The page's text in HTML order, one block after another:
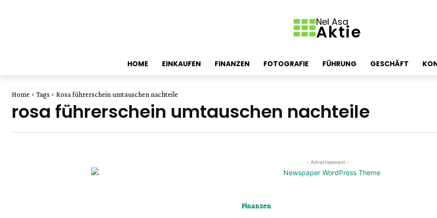
Nel Asa
Aktie
HOME EINKAUFEN FINANZEN FOTOGRAFIE FÜHRUNG GESCHÄFT
Home Tags Rosa führerschein umtauschen nachteile
rosa führerschein umtauschen nachteile
- Advertisement -
Finanzen